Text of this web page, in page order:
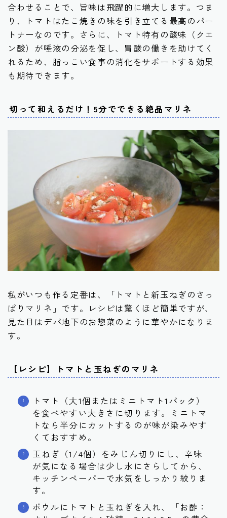
合わせることで、旨味は飛躍的に増大します。つま
り、トマトはたこ焼きの味を引き立てる最高のパー
トナーなのです。さらに、トマト特有の酸味（クエ
ン酸）が唾液の分泌を促し、胃酸の働きを助けてく
れるため、脂っこい食事の消化をサポートする効果
も期待できます。
切って和えるだけ！5分でできる絶品マリネ
私がいつも作る定番は、「トマトと新玉ねぎのさっ
ぱりマリネ」です。レシピは驚くほど簡単ですが、
見た目はデパ地下のお惣菜のように華やかになりま
す。
【レシピ】トマトと玉ねぎのマリネ
トマト（大1個またはミニトマト1パック）
を食べやすい大きさに切ります。ミニトマ
トなら半分にカットするのが味が染みやす
くておすすめ。
玉ねぎ（1/4個）をみじん切りにし、辛味
が気になる場合は少し水にさらしてから、
キッチンペーパーで水気をしっかり絞りま
す。
ボウルにトマトと玉ねぎを入れ、
「お酢：